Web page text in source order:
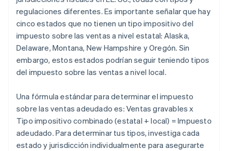
regulaciones diferentes. Es importante señalar que hay
cinco estados que no tienen un tipo impositivo del
impuesto sobre las ventas a nivel estatal: Alaska,
Delaware, Montana, New Hampshire y Oregón. Sin
embargo, estos estados podrían seguir teniendo tipos
del impuesto sobre las ventas a nivel local.
Una fórmula estándar para determinar el impuesto
sobre las ventas adeudado es: Ventas gravables x
Tipo impositivo combinado (estatal + local) = Impuesto
adeudado. Para determinar tus tipos, investiga cada
estado y jurisdicción individualmente para asegurarte